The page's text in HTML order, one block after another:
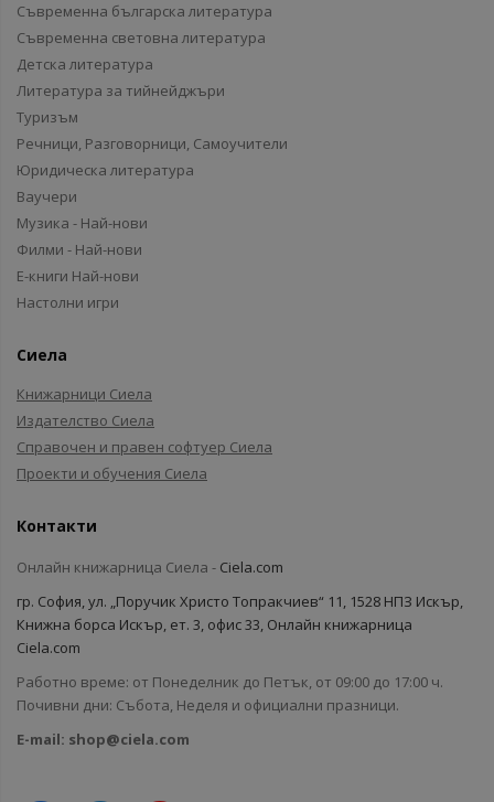
Съвременна българска литература
Съвременна световна литература
Детска литература
Литература за тийнейджъри
Туризъм
Речници, Разговорници, Самоучители
Юридическа литература
Ваучери
Музика - Най-нови
Филми - Най-нови
Е-книги Най-нови
Настолни игри
Сиела
Книжарници Сиела
Издателство Сиела
Справочен и правен софтуер Сиела
Проекти и обучения Сиела
Контакти
Онлайн книжарница Сиела - Ciela.com
гр. София, ул. „Поручик Христо Топракчиев“ 11, 1528 НПЗ Искър,
Книжна борса Искър, ет. 3, офис 33, Онлайн книжарница
Ciela.com
Работно време: от Понеделник до Петък, от 09:00 до 17:00 ч.
Почивни дни: Събота, Неделя и официални празници.
E-mail: shop@ciela.com